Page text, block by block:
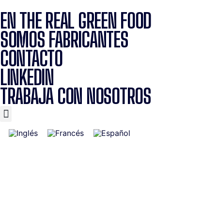
EN THE REAL GREEN FOOD
SOMOS FABRICANTES
CONTACTO
LINKEDIN
TRABAJA CON NOSOTROS
label Marcas Productos Sostenibilidad&Compromiso